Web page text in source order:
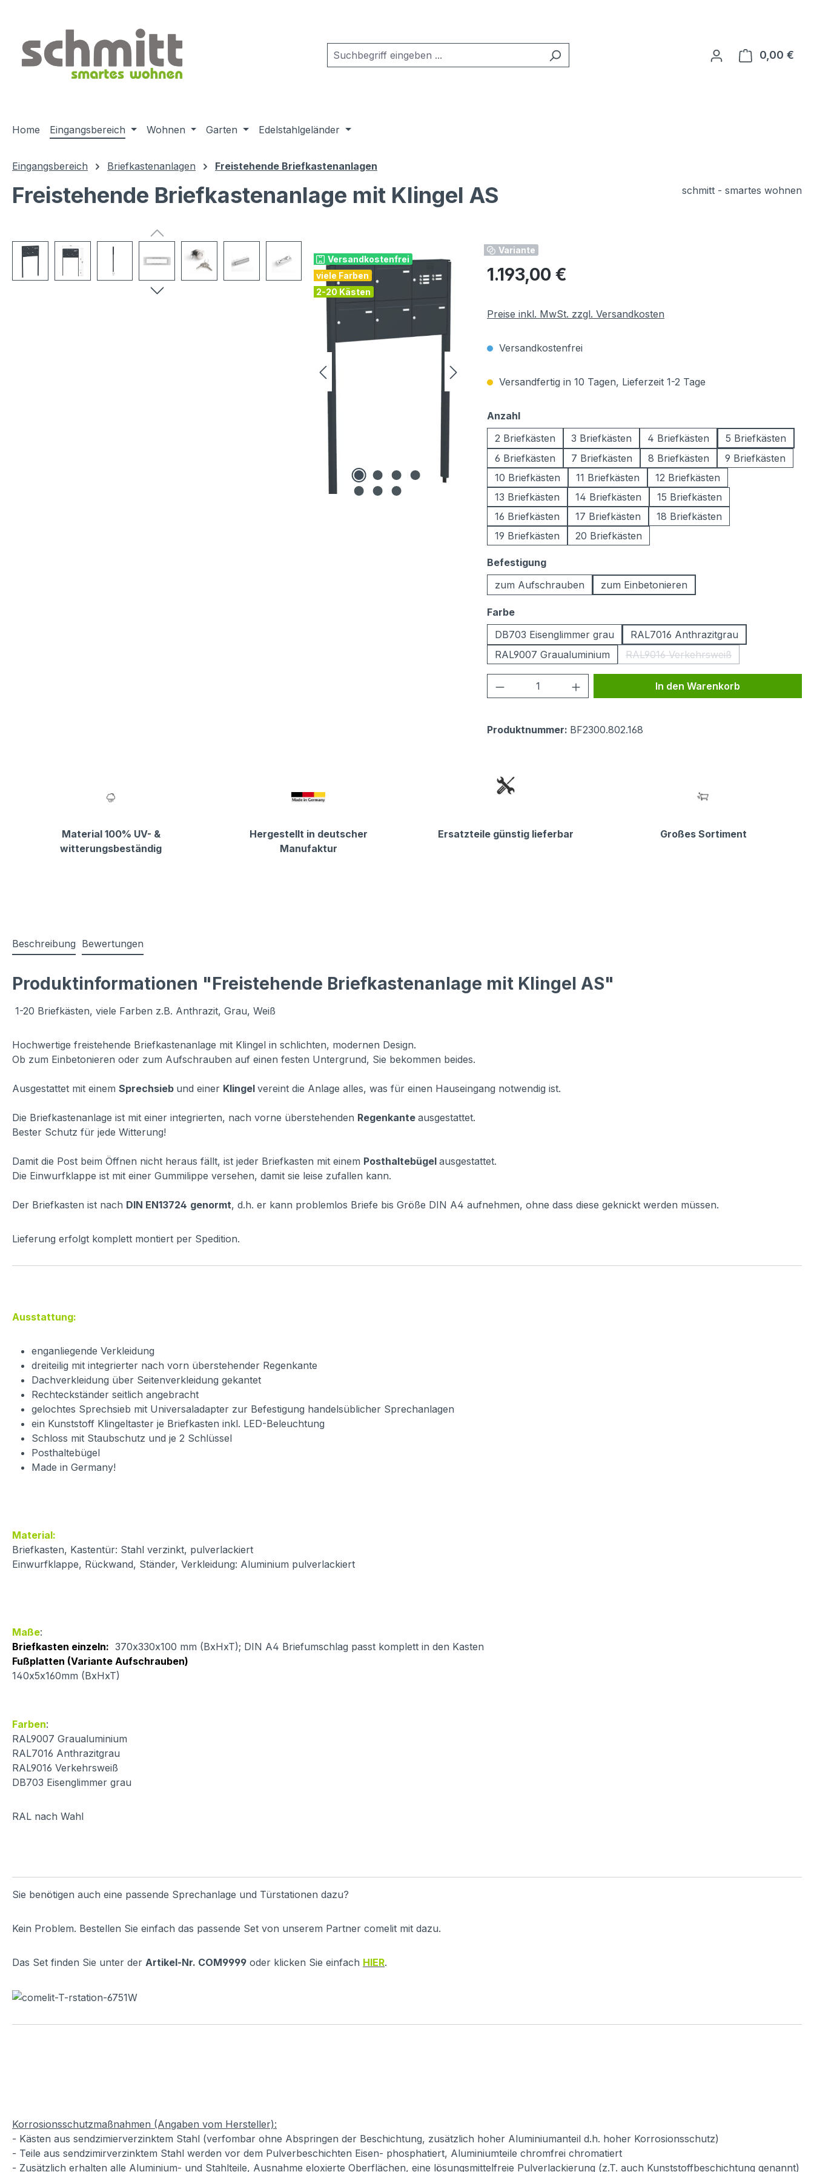
0,00 €
Home Eingangsbereich Wohnen Garten Edelstahlgeländer
Eingangsbereich Briefkastenanlagen Freistehende Briefkastenanlagen
Freistehende Briefkastenanlage mit Klingel AS schmitt - smartes wohnen
Versandkostenfrei
viele Farben
2-20 Kästen
Variante
Regulärer Preis:
1.193,00 €
Preise inkl. MwSt. zzgl. Versandkosten
Versandkostenfrei
Versandfertig in 10 Tagen, Lieferzeit 1-2 Tage
Anzahlauswählen
2 Briefkästen
3 Briefkästen 4 Briefkästen
5 Briefkästen
6 Briefkästen
7 Briefkästen 8 Briefkästen
9 Briefkästen
10 Briefkästen
11 Briefkästen
12 Briefkästen
13 Briefkästen
14 Briefkästen
15 Briefkästen
16 Briefkästen
17 Briefkästen
18 Briefkästen
19 Briefkästen
20 Briefkästen
Befestigungauswählen
zum Aufschrauben
zum Einbetonieren
Farbeauswählen
DB703 Eisenglimmer grau
RAL7016 Anthrazitgrau
RAL9007 Graualuminium
RAL9016 Verkehrsweiß
(Diese Option ist zurzeit nicht
Produkt Anzahl: Gib den gewünschten Wert
In den Warenkorb
Produktnummer: BF2300.802.168
Material 100% UV- &
witterungsbeständig
Hergestellt in deutscher
Manufaktur
Ersatzteile günstig lieferbar Großes Sortiment
Beschreibung Bewertungen
Produktinformationen "Freistehende Briefkastenanlage mit Klingel AS"
1-20 Briefkästen, viele Farben z.B. Anthrazit, Grau, Weiß
Hochwertige freistehende Briefkastenanlage mit Klingel in schlichten, modernen Design.
Ob zum Einbetonieren oder zum Aufschrauben auf einen festen Untergrund, Sie bekommen beides.
Ausgestattet mit einem Sprechsieb und einer Klingel vereint die Anlage alles, was für einen Hauseingang notwendig ist.
Die Briefkastenanlage ist mit einer integrierten, nach vorne überstehenden Regenkante ausgestattet.
Bester Schutz für jede Witterung!
Damit die Post beim Öffnen nicht heraus fällt, ist jeder Briefkasten mit einem Posthaltebügel ausgestattet.
Die Einwurfklappe ist mit einer Gummilippe versehen, damit sie leise zufallen kann.
Der Briefkasten ist nach DIN EN13724 genormt, d.h. er kann problemlos Briefe bis Größe DIN A4 aufnehmen, ohne dass diese geknickt werden müssen.
Lieferung erfolgt komplett montiert per Spedition.
Ausstattung:
enganliegende Verkleidung
dreiteilig mit integrierter nach vorn überstehender Regenkante
Dachverkleidung über Seitenverkleidung gekantet
Rechteckständer seitlich angebracht
gelochtes Sprechsieb mit Universaladapter zur Befestigung handelsüblicher Sprechanlagen
ein Kunststoff Klingeltaster je Briefkasten inkl. LED-Beleuchtung
Schloss mit Staubschutz und je 2 Schlüssel
Posthaltebügel
Made in Germany!
Material:
Briefkasten, Kastentür: Stahl verzinkt, pulverlackiert
Einwurfklappe, Rückwand, Ständer, Verkleidung: Aluminium pulverlackiert
Maße:
Briefkasten einzeln: 370x330x100 mm (BxHxT); DIN A4 Briefumschlag passt komplett in den Kasten
Fußplatten (Variante Aufschrauben)
140x5x160mm (BxHxT)
Farben:
RAL9007 Graualuminium
RAL7016 Anthrazitgrau
RAL9016 Verkehrsweiß
DB703 Eisenglimmer grau
RAL nach Wahl
Sie benötigen auch eine passende Sprechanlage und Türstationen dazu?
Kein Problem. Bestellen Sie einfach das passende Set von unserem Partner comelit mit dazu.
Das Set finden Sie unter der Artikel-Nr. COM9999 oder klicken Sie einfach HIER.
Korrosionsschutzmaßnahmen (Angaben vom Hersteller):
- Kästen aus sendzimierverzinktem Stahl (verfombar ohne Abspringen der Beschichtung, zusätzlich hoher Aluminiumanteil d.h. hoher Korrosionsschutz)
- Teile aus sendzimirverzinktem Stahl werden vor dem Pulverbeschichten Eisen- phosphatiert, Aluminiumteile chromfrei chromatiert
- Zusätzlich erhalten alle Aluminium- und Stahlteile, Ausnahme eloxierte Oberflächen, eine lösungsmittelfreie Pulverlackierung (z.T. auch Kunststoffbeschichtung genannt)